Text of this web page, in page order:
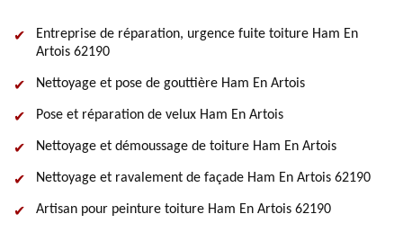
Entreprise de réparation, urgence fuite toiture Ham En
Artois 62190
Nettoyage et pose de gouttière Ham En Artois
Pose et réparation de velux Ham En Artois
Nettoyage et démoussage de toiture Ham En Artois
Nettoyage et ravalement de façade Ham En Artois 62190
Artisan pour peinture toiture Ham En Artois 62190